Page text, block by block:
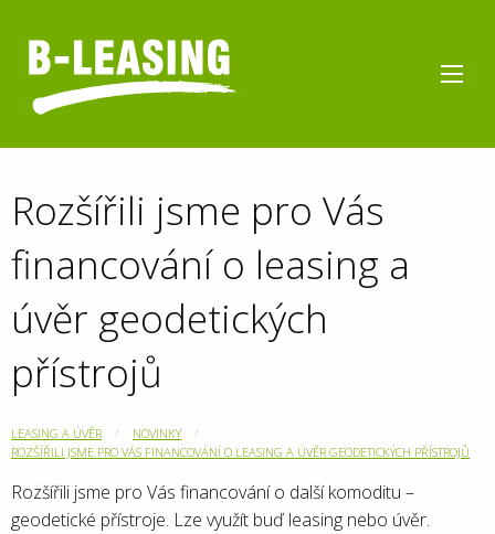
Rozšířili jsme pro Vás
financování o leasing a
úvěr geodetických
přístrojů
LEASING A ÚVĚR
NOVINKY
ROZŠÍŘILI JSME PRO VÁS FINANCOVÁNÍ O LEASING A ÚVĚR GEODETICKÝCH PŘÍSTROJŮ
Rozšířili jsme pro Vás financování o další komoditu –
geodetické přístroje. Lze využít buď leasing nebo úvěr.